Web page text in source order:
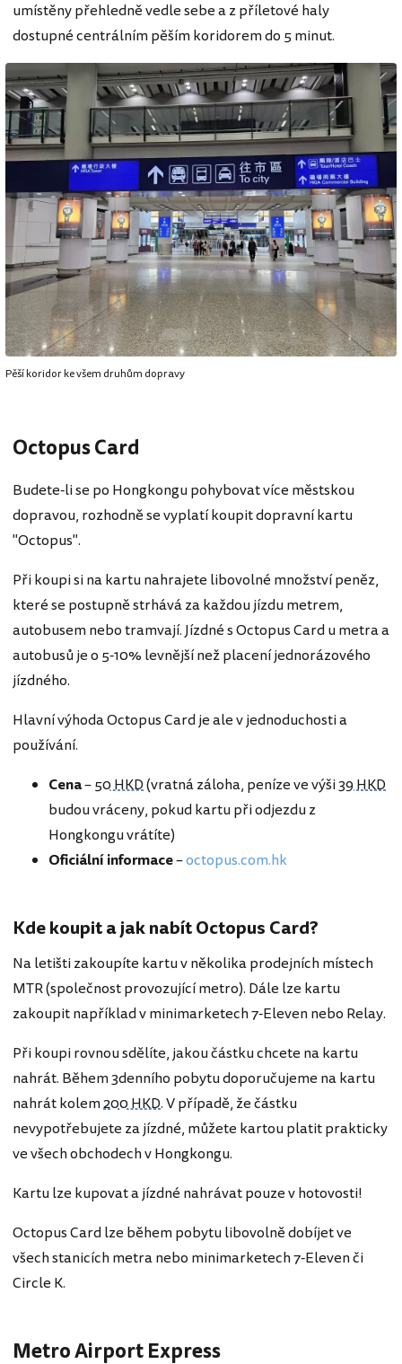
umístěny přehledně vedle sebe a z příletové haly
dostupné centrálním pěším koridorem do 5 minut.
Pěší koridor ke všem druhům dopravy
Octopus Card
Budete-li se po Hongkongu pohybovat více městskou
dopravou, rozhodně se vyplatí koupit dopravní kartu
"Octopus".
Při koupi si na kartu nahrajete libovolné množství peněz,
které se postupně strhává za každou jízdu metrem,
autobusem nebo tramvají. Jízdné s Octopus Card u metra a
autobusů je o 5-10% levnější než placení jednorázového
jízdného.
Hlavní výhoda Octopus Card je ale v jednoduchosti a
používání.
Cena–50 HKD(vratná záloha, peníze ve výši39 HKD
budou vráceny, pokud kartu při odjezdu z
Hongkongu vrátíte)
Oficiálníinformace–octopus.com.hk
Kde koupit a jak nabít Octopus Card?
Na letišti zakoupíte kartu v několika prodejních místech
MTR (společnost provozující metro). Dále lze kartu
zakoupit například v minimarketech 7-Eleven nebo Relay.
Při koupi rovnou sdělíte, jakou částku chcete na kartu
nahrát. Během 3denního pobytu doporučujeme na kartu
nahrát kolem200 HKD. V případě, že částku
nevypotřebujete za jízdné, můžete kartou platit prakticky
ve všech obchodech v Hongkongu.
Kartu lze kupovat a jízdné nahrávat pouze v hotovosti!
Octopus Card lze během pobytu libovolně dobíjet ve
všech stanicích metra nebo minimarketech 7-Eleven či
Circle K.
Metro Airport Express